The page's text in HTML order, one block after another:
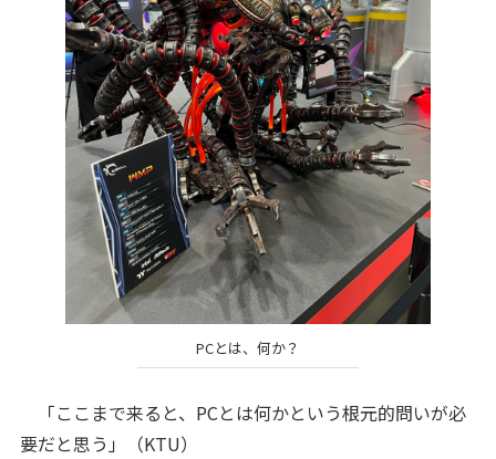
PCとは、何か？
「ここまで来ると、PCとは何かという根元的問いが必
要だと思う」（KTU）